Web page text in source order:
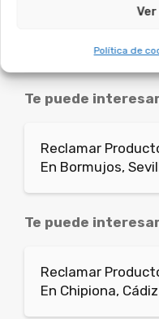
Política de
Te puede
Reclamar
En Bormujos,
Te puede
Reclamar
En Chipiona, Cádiz